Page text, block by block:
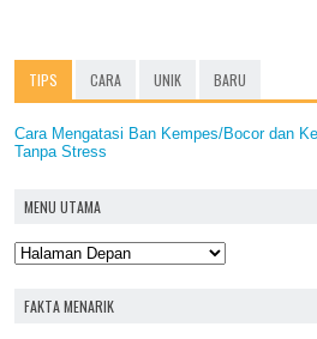
TIPS CARA UNIK BARU
Cara Mengatasi Ban Kempes/Bocor dan
Tanpa Stress
MENU UTAMA
FAKTA MENARIK